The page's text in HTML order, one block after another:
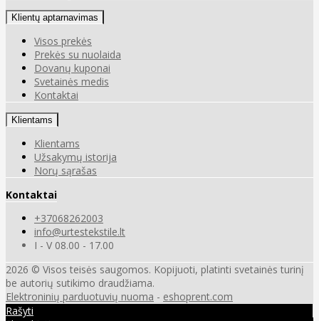
Klientų aptarnavimas
Visos prekės
Prekės su nuolaida
Dovanų kuponai
Svetainės medis
Kontaktai
Klientams
Klientams
Užsakymų istorija
Norų sąrašas
Kontaktai
+37068262003
info@urtestekstile.lt
I - V 08.00 - 17.00
2026 © Visos teisės saugomos. Kopijuoti, platinti svetainės turinį
be autorių sutikimo draudžiama.
Elektroninių parduotuvių nuoma - eshoprent.com
Rašyti